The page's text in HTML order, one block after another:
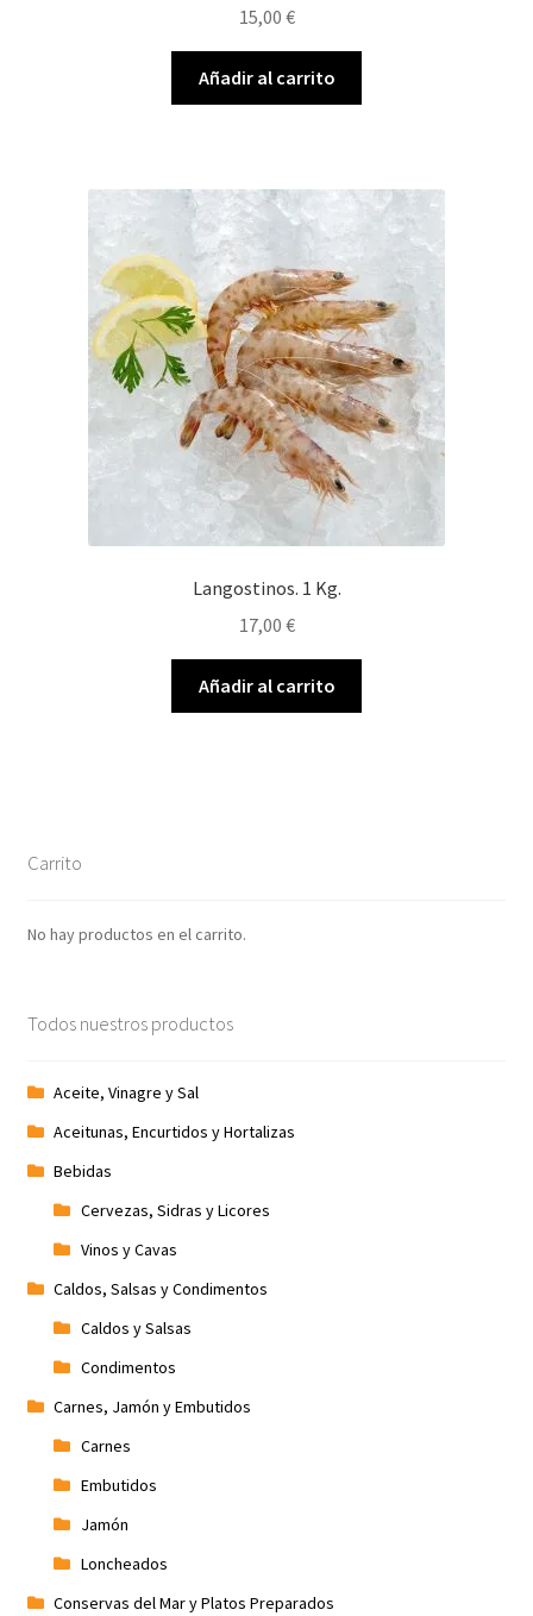
15,00 €
Añadir al carrito
Langostinos. 1 Kg.
17,00 €
Añadir al carrito
Carrito
No hay productos en el carrito.
Todos nuestros productos
Aceite, Vinagre y Sal
Aceitunas, Encurtidos y Hortalizas
Bebidas
Cervezas, Sidras y Licores
Vinos y Cavas
Caldos, Salsas y Condimentos
Caldos y Salsas
Condimentos
Carnes, Jamón y Embutidos
Carnes
Embutidos
Jamón
Loncheados
Conservas del Mar y Platos Preparados